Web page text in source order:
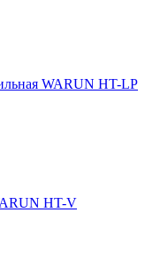
WARUN HT-LP
HT-V